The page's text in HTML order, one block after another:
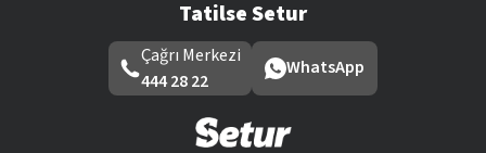
Tatilse Setur
Çağrı Merkezi
444 28 22
WhatsApp